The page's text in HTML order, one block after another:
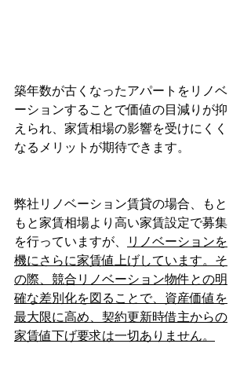
築年数が古くなったアパートをリノベ
ーションすることで価値の目減りが抑
えられ、家賃相場の影響を受けにくく
なるメリットが期待できます。
弊社リノベーション賃貸の場合、もと
もと家賃相場より高い家賃設定で募集
を行っていますが、
リノベーションを
機にさらに家賃値上げしています。そ
の際、競合リノベーション物件との明
確な差別化を図ることで、資産価値を
最大限に高め、契約更新時借主からの
家賃値下げ要求は一切ありません。